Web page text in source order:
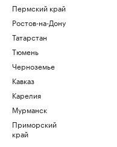
Пермский край
Ростов-на-Дону
Татарстан
Тюмень
Черноземье
Кавказ
Карелия
Мурманск
Приморский
край